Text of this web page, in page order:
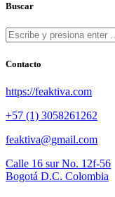
Buscar
Contacto
https://feaktiva.com
+57 (1) 3058261262
feaktiva@gmail.com
Calle 16 sur No. 12f-56
Bogotá D.C. Colombia